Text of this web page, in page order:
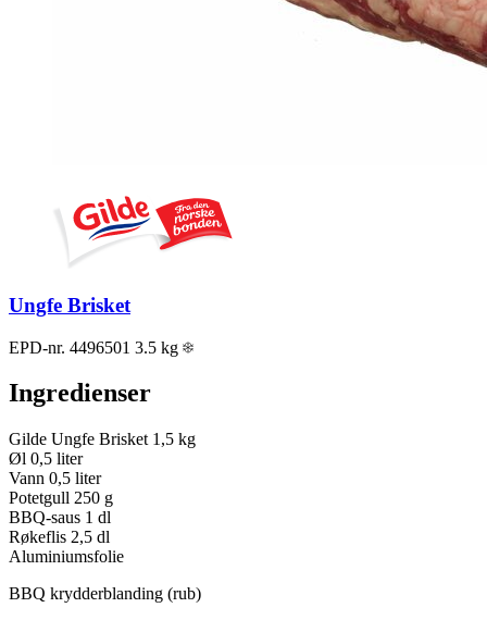
Ungfe Brisket
EPD-nr. 4496501 3.5 kg
Ingredienser
Gilde Ungfe Brisket 1,5 kg
Øl 0,5 liter
Vann 0,5 liter
Potetgull 250 g
BBQ-saus 1 dl
Røkeflis 2,5 dl
Aluminiumsfolie
BBQ krydderblanding (rub)